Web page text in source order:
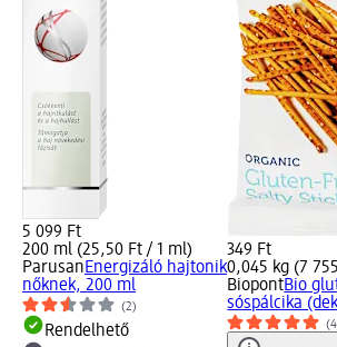
5 099 Ft
200 ml (25,50 Ft / 1 ml)
ParusanEnergizáló hajtonik
nőknek, 200 ml
(2)
Rendelhető
349 Ft
0,045 kg (7
BiopontBio
sóspálcika